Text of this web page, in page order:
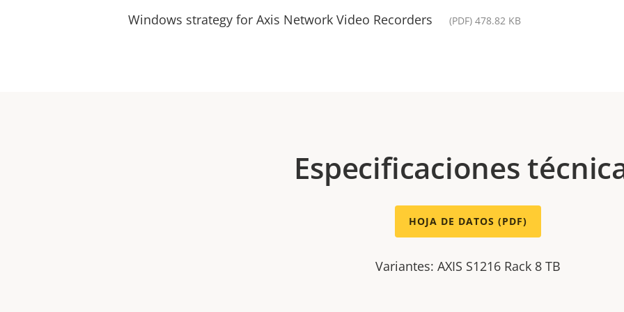
Windows strategy for Axis Network Video Recorders (PDF) 478.82 KB
Especificaciones
HOJA DE DATOS (PDF)
Variantes: AXIS S1216 Rack 8 TB